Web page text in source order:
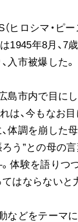
（ヒロシマ・
1945年8月、7
入市被爆した。
島市内で目に
は、今もなお
体調を崩した
う”との母の
験を語りつ
はならないと
などをテーマ